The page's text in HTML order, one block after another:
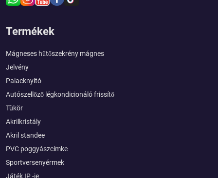
Termékek
Mágneses hűtőszekrény mágnes
Jelvény
Palacknyitó
Autószellőző légkondicionáló frissítő
Tükör
Akrilkristály
Akril standee
PVC poggyászcímke
Sportversenyérmek
Játék IP -je